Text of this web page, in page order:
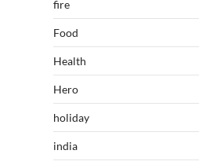
fire
Food
Health
Hero
holiday
india